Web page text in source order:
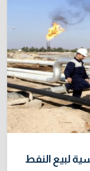
لبيع النفط